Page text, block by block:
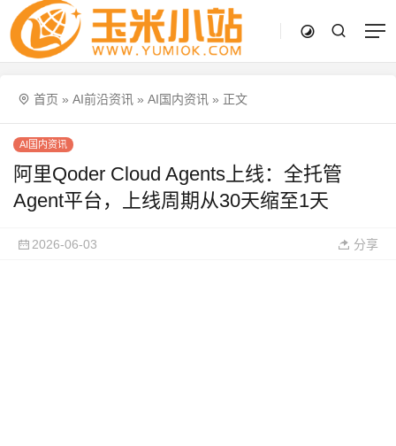
首页 » AI前沿资讯 » AI国内资讯 » 正文
AI国内资讯
阿里Qoder Cloud Agents上线：全托管
Agent平台，上线周期从30天缩至1天
2026-06-03 分享